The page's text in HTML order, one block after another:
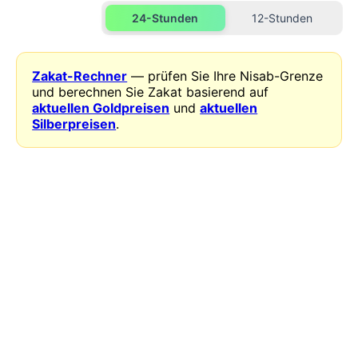
24-Stunden 12-Stunden
Zakat-Rechner — prüfen Sie Ihre Nisab-Grenze
und berechnen Sie Zakat basierend auf
aktuellen Goldpreisen undaktuellen
Silberpreisen.